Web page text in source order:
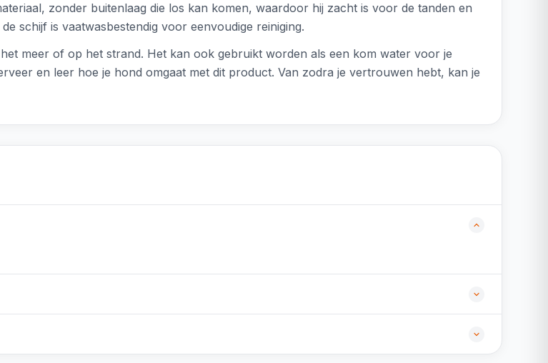
zonder buitenlaag die los kan komen, waardoor hij zacht is voor de tanden en
schijf is vaatwasbestendig voor eenvoudige reiniging.
meer of op het strand. Het kan ook gebruikt worden als een kom water voor je
en leer hoe je hond omgaat met dit product. Van zodra je vertrouwen hebt, kan je